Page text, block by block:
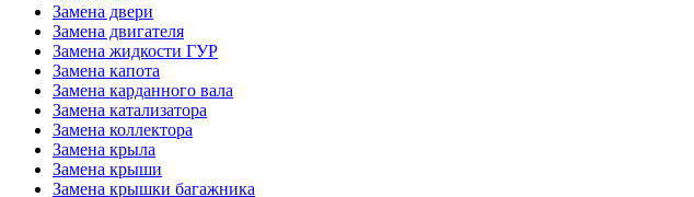
Замена двери
Замена двигателя
Замена жидкости ГУР
Замена капота
Замена карданного вала
Замена катализатора
Замена коллектора
Замена крыла
Замена крыши
Замена крышки багажника